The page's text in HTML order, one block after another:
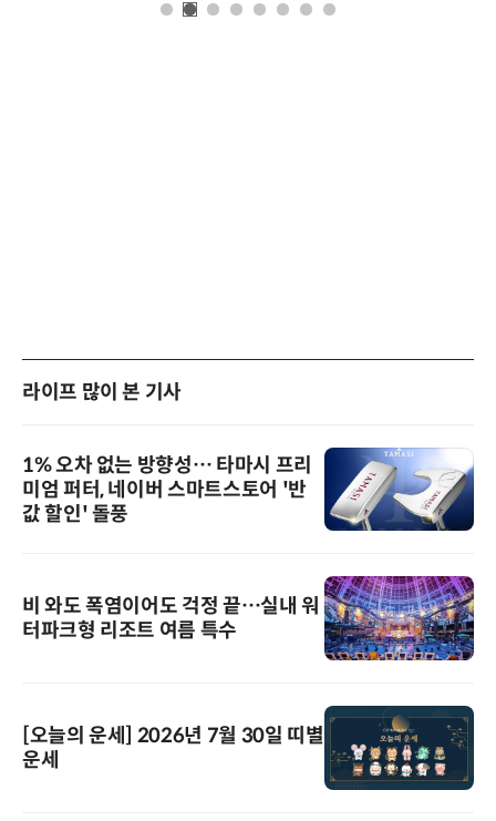
라이프 많이 본 기사
1% 오차 없는 방향성… 타마시 프리
미엄 퍼터, 네이버 스마트스토어 '반
값 할인' 돌풍
비 와도 폭염이어도 걱정 끝…실내 워
터파크형 리조트 여름 특수
[오늘의 운세] 2026년 7월 30일 띠별
운세